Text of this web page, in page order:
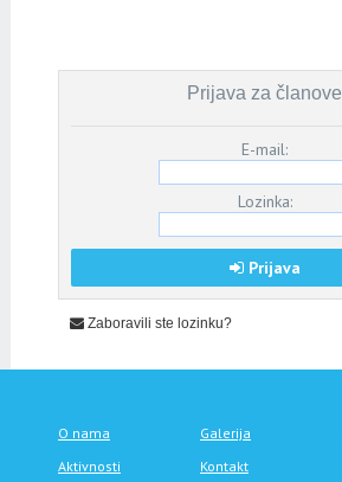
Prijava za članove
E-mail:
Lozinka:
Prijava
Zaboravili ste lozinku?
O nama Galerija
Aktivnosti
Kontakt